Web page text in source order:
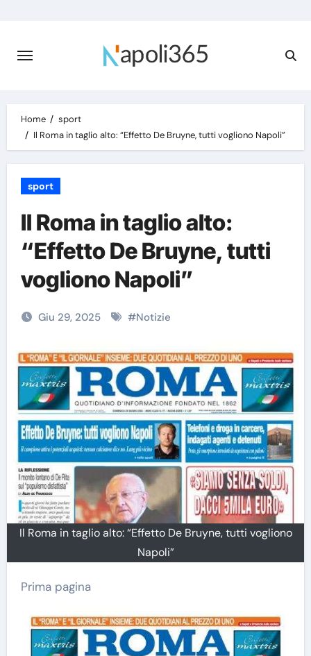
content
Home
sport
Il Roma in taglio alto: “Effetto De Bruyne, tutti vogliono Napoli”
sport
Il Roma in taglio alto:
“Effetto De Bruyne, tutti
vogliono Napoli”
Giu 29, 2025 #Notizie
Il Roma in taglio alto: “Effetto De Bruyne, tutti vogliono
Napoli”
Prima pagina